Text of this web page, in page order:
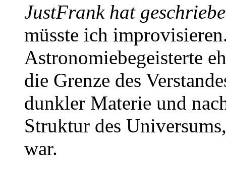
JustFrank hat
müsste ich
Astronomiebegeisterte
die Grenze des
dunkler Materie und
Struktur des
war.